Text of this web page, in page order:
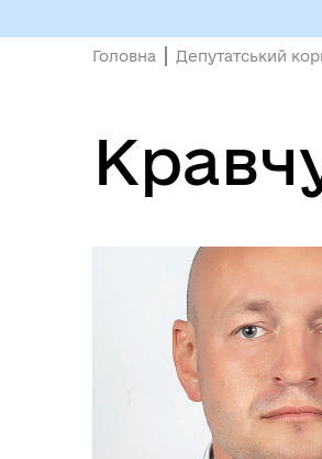
Головна Депутатський